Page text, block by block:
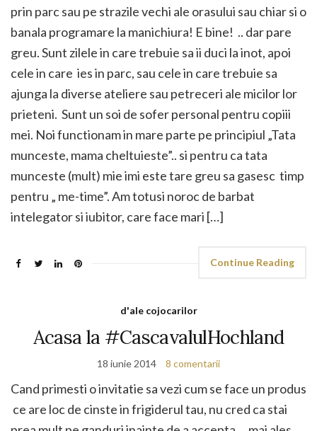
prin parc sau pe strazile vechi ale orasului sau chiar si o
banala programare la manichiura! E bine! .. dar pare
greu. Sunt zilele in care trebuie sa ii duci la inot, apoi
cele in care ies in parc, sau cele in care trebuie sa
ajunga la diverse ateliere sau petreceri ale micilor lor
prieteni. Sunt un soi de sofer personal pentru copiii
mei. Noi functionam in mare parte pe principiul „Tata
munceste, mama cheltuieste”.. si pentru ca tata
munceste (mult) mie imi este tare greu sa gasesc timp
pentru „ me-time”. Am totusi noroc de barbat
intelegator si iubitor, care face mari […]
Continue Reading
d'ale cojocarilor
Acasa la #CascavalulHochland
18 iunie 2014 8 comentarii
Cand primesti o invitatie sa vezi cum se face un produs
ce are loc de cinste in frigiderul tau, nu cred ca stai